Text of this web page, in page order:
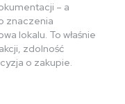
– a
znaczenia
lokalu. To właśnie
zdolność
o zakupie.